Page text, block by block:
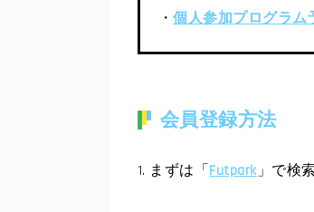
・個人参加プログラム
会員登録方法
1. まずは「 Futpark」で検